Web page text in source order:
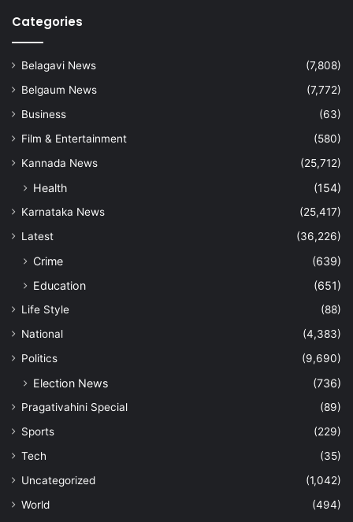
Categories
Belagavi News
(7,808)
Belgaum News
(7,772)
Business
(63)
Film & Entertainment
(580)
Kannada News
(25,712)
Health (154)
Karnataka News
(25,417)
Latest
(36,226)
Crime
(639)
Education
(651)
Life Style
(88)
National
(4,383)
Politics
(9,690)
Election News (736)
Pragativahini Special
(89)
Sports
(229)
Tech
(35)
Uncategorized
(1,042)
World
(494)